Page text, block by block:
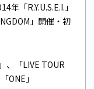
「R.Y.U.S.E.I.」
」開催・初
、「LIVE TOUR
ONE」